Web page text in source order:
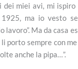
miei avi, mi ispiro
ma io vesto
lavoro”. Ma da casa
porto sempre con
anche la pipa…”.